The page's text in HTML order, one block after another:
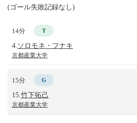
(ゴール失敗記録なし)
14分 T
4. ソロモネ・フナキ
京都産業大学
15分 G
15. 竹下拓己
京都産業大学